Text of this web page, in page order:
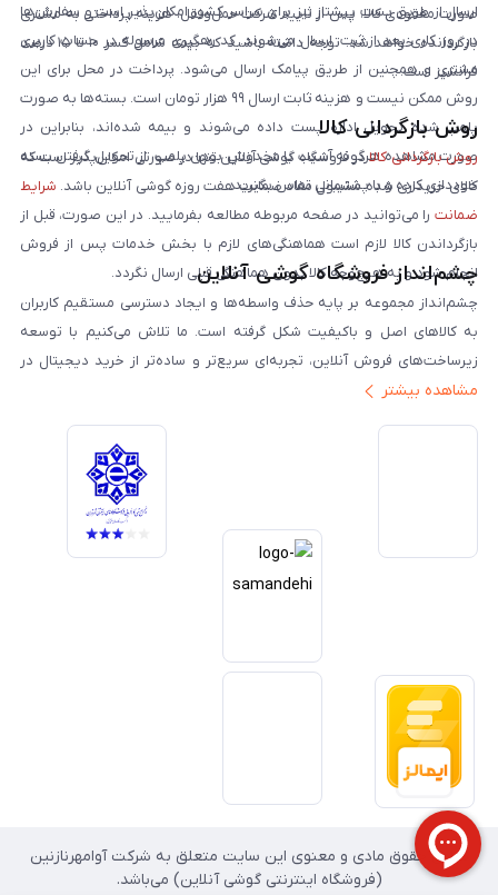
صورت مفقودی کالا، پس از تایید شرکت حمل‌ونقل، هزینه پرداختی به مشتری
بازگردانده خواهد شد. توجه داشته باشید که بیمه شامل کسر ۱۰ تا ۱۵ درصد
فرانشیز است.
ارسال از طریق پست پیشتاز نیز برای سراسر کشور امکان‌پذیر است و سفارش‌ها
در روز کاری بعد از ثبت، ارسال می‌شوند. کد رهگیری مرسوله در حساب کاربری
مشتری و همچنین از طریق پیامک ارسال می‌شود. پرداخت در محل برای این
روش ممکن نیست و هزینه ثابت ارسال ۹۹ هزار تومان است. بسته‌ها به صورت
پلمپ شده تحویل اداره پست داده می‌شوند و بیمه شده‌اند، بنابراین در
صورت مشاهده هرگونه آسیب یا مخدوش بودن پلمپ، از تحویل گرفتن بسته
خودداری کرده و با پشتیبانی تماس بگیرید.
روش بازگردانی کالا
روش بازگردانی کالادر فروشگاه گوشی آنلاین تنها در صورتی امکان‌پذیر است که
کالای خریداری شده مشمول مفاد ضمانت هفت روزه گوشی آنلاین باشد. شرایط
ضمانت را می‌توانید در صفحه مربوطه مطالعه بفرمایید. در این صورت، قبل از
بازگرداندن کالا لازم است هماهنگی‌های لازم با بخش خدمات پس از فروش
انجام شود و به هیچ‌وجه کالا بدون هماهنگی قبلی ارسال نگردد.
چشم‌انداز فروشگاه گوشی آنلاین
چشم‌انداز مجموعه بر پایه حذف واسطه‌ها و ایجاد دسترسی مستقیم کاربران
به کالاهای اصل و باکیفیت شکل گرفته است. ما تلاش می‌کنیم با توسعه
زیرساخت‌های فروش آنلاین، تجربه‌ای سریع‌تر و ساده‌تر از خرید دیجیتال در
ایران ارائه دهیم. تبدیل‌شدن به مرجعی قابل اعتماد برای خرید کالای دیجیتال،
خدمات و به‌روزرسانی مداوم محصولات، مسیر ما را روشن‌تر می‌کند. ما باور
داریم آینده بازار دیجیتال متعلق به کسب‌وکارهایی است که صداقت و شفافیت
را در اولویت قرار می‌دهند. گوشی آنلاین با تکیه بر تجربه و تخصص، با قدرت به
سمت تحقق این چشم‌انداز حرکت می‌کند.
مشاهده بیشتر
تمامی حقوق مادی و معنوی این سایت متعلق به شرکت آوامهرنازنین
(فروشگاه اینترنتی گوشی آنلاین) می‌باشد.